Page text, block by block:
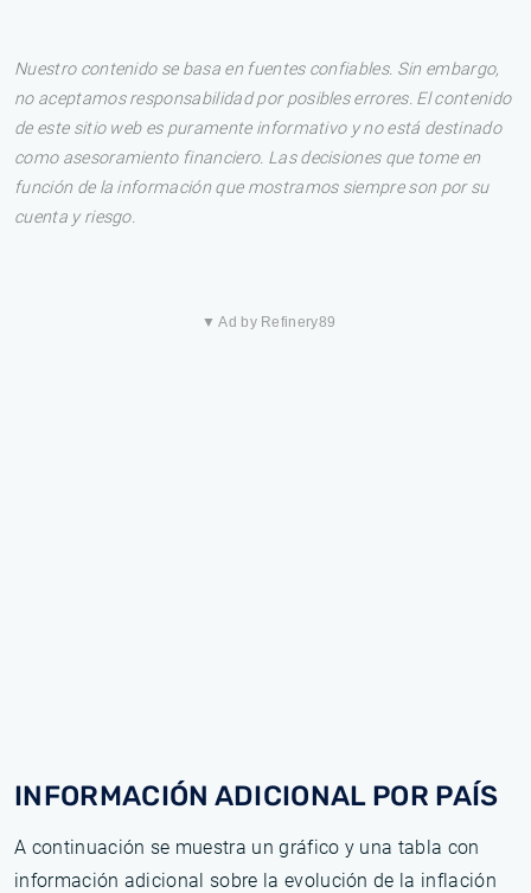
Nuestro contenido se basa en fuentes confiables. Sin embargo,
no aceptamos responsabilidad por posibles errores. El contenido
de este sitio web es puramente informativo y no está destinado
como asesoramiento financiero. Las decisiones que tome en
función de la información que mostramos siempre son por su
cuenta y riesgo.
▼ Ad by Refinery89
INFORMACIÓN ADICIONAL POR PAÍS
A continuación se muestra un gráfico y una tabla con
información adicional sobre la evolución de la inflación